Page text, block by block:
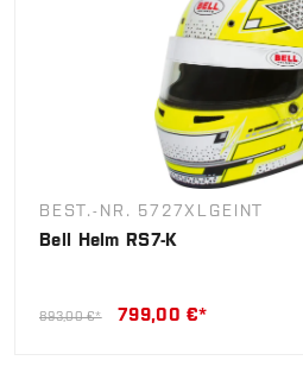
BEST.-NR. 5727XLGEINT
Bell Helm RS7-K
893,00 €* 799,00 €*